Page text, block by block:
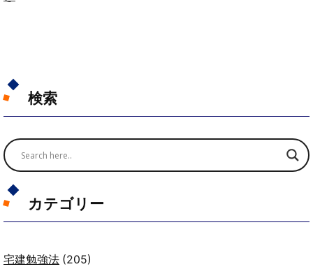
検索
カテゴリー
宅建勉強法 (205)